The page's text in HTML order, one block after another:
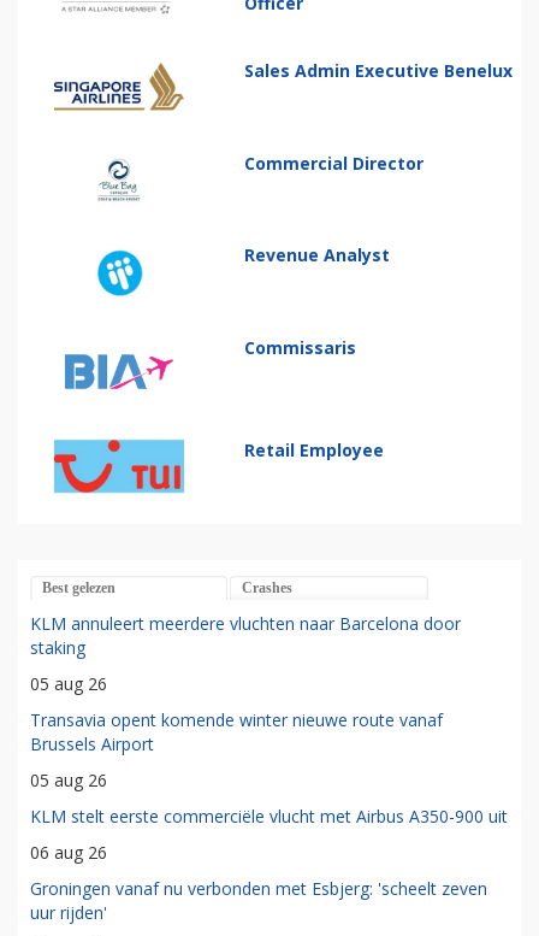
Sales Admin Executive Benelux
Commercial Director
Revenue Analyst
Commissaris
Retail Employee
Best gelezen Crashes
KLM annuleert meerdere vluchten naar Barcelona door
staking
05 aug 26
Transavia opent komende winter nieuwe route vanaf
Brussels Airport
05 aug 26
KLM stelt eerste commerciële vlucht met Airbus A350-900 uit
06 aug 26
Groningen vanaf nu verbonden met Esbjerg: 'scheelt zeven
uur rijden'